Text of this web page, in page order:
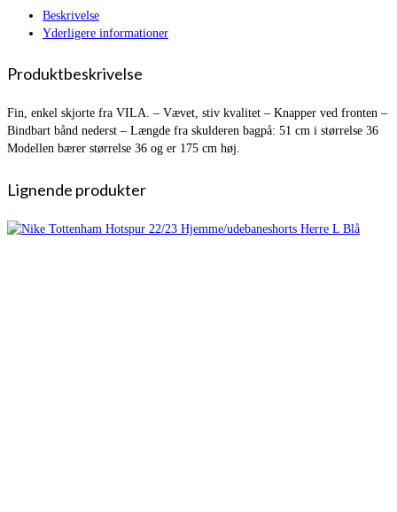
Beskrivelse
Yderligere informationer
Produktbeskrivelse
Fin, enkel skjorte fra VILA. – Vævet, stiv kvalitet – Knapper ved fronten –
Bindbart bånd nederst – Længde fra skulderen bagpå: 51 cm i størrelse 36
Modellen bærer størrelse 36 og er 175 cm høj.
Lignende produkter